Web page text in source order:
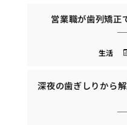
営業職が歯列矯正
生活
深夜の歯ぎしりから